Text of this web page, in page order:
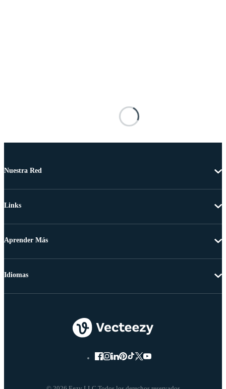
Nuestra Red
Links
Aprender Más
Idiomas